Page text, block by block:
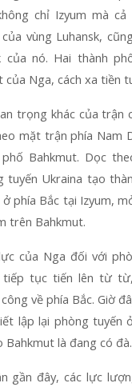
chỉ Izyum mà cả
vùng Luhansk,
của nó. Hai thành
Nga, cách xa tiền
trọng khác của trận
mặt trận phía Nam
Bahkmut. Dọc
tuyến Ukraina tạo
phía Bắc tại Izyum,
trên Bahkmut.
của Nga đối với
tiếp tục tiến lên từ
về phía Bắc. Giờ
lập lại phòng tuyến
Bahkmut là đang có đà.
gần đây, các lực